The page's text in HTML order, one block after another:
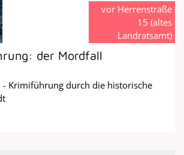
der Mordfall
Krimiführung durch die historische
vor Herrenstraße
15 (altes
Landratsamt)